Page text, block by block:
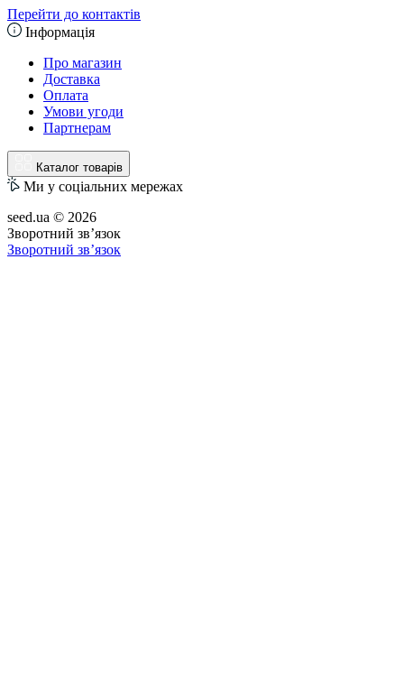
Перейти до контактів
Інформація
Про магазин
Доставка
Оплата
Умови угоди
Партнерам
Каталог товарів
Ми у соціальних мережах
seed.ua © 2026
Зворотний зв’язок
Зворотний зв’язок